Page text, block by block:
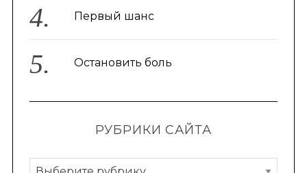
Первый шанс
Остановить боль
РУБРИКИ САЙТА
Р